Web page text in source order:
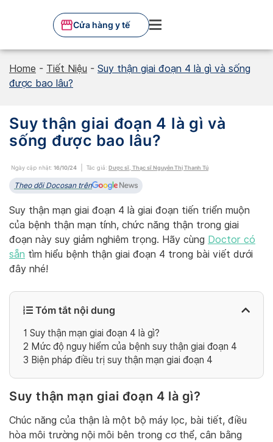
Cửa hàng y tế
Home - Tiết Niệu - Suy thận giai đoạn 4 là gì và sống
được bao lâu?
Suy thận giai đoạn 4 là gì và
sống được bao lâu?
Ngày cập nhật: 16/10/24 Tác giả: Dược sĩ, Thạc sĩ Nguyễn Thị Thanh Tú
Theo dõi Docosan trên
Suy thận mạn giai đoạn 4 là giai đoạn tiến triển muộn
của bệnh thận mạn tính, chức năng thận trong giai
đoạn này suy giảm nghiêm trọng. Hãy cùng Doctor có
sẵn tìm hiểu bệnh thận giai đoạn 4 trong bài viết dưới
đây nhé!
Tóm tắt nội dung
1 Suy thận mạn giai đoạn 4 là gì?
2 Mức độ nguy hiểm của bệnh suy thận giai đoạn 4
3 Biện pháp điều trị suy thận mạn giai đoạn 4
Suy thận mạn giai đoạn 4 là gì?
Chúc năng của thận là một bộ máy lọc, bài tiết, điều
hòa môi trường nội môi bên trong cơ thể, cân bằng